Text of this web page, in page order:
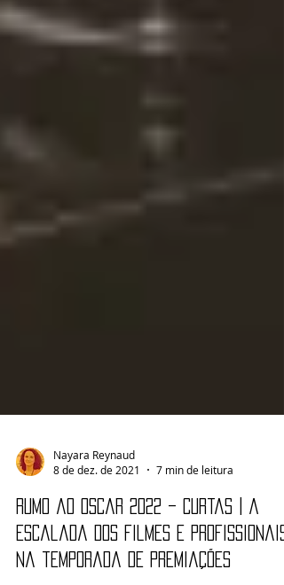
8 de dez. de 2021
7 min de leitura
Rumo ao Oscar 2022 – Curtas | A
escalada dos filmes e profissionais